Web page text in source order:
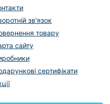
зв'язок
товару
сайту
сертифікати